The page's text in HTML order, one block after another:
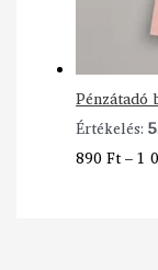
Értékelés:
890Ft–1